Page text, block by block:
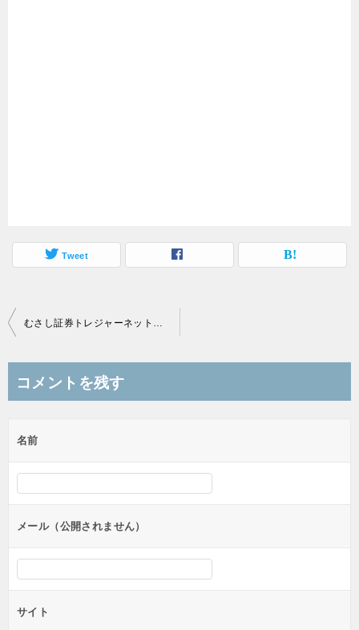
Tweet
投
ビ
ー
シ
ン
むさし証券トレジャーネットさんの突撃インタビュー記事を公開！
コメントを残す
名前
メール（公開されません）
サイト